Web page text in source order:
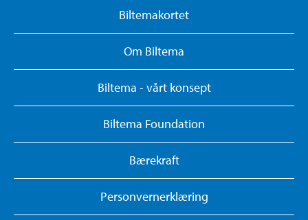
Biltemakortet
Om Biltema
Biltema - vårt konsept
Biltema Foundation
Bærekraft
Personvernerklæring